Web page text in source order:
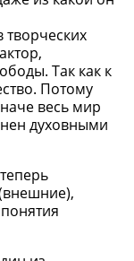
творческих
Так как к
Потому
весь мир
духовными